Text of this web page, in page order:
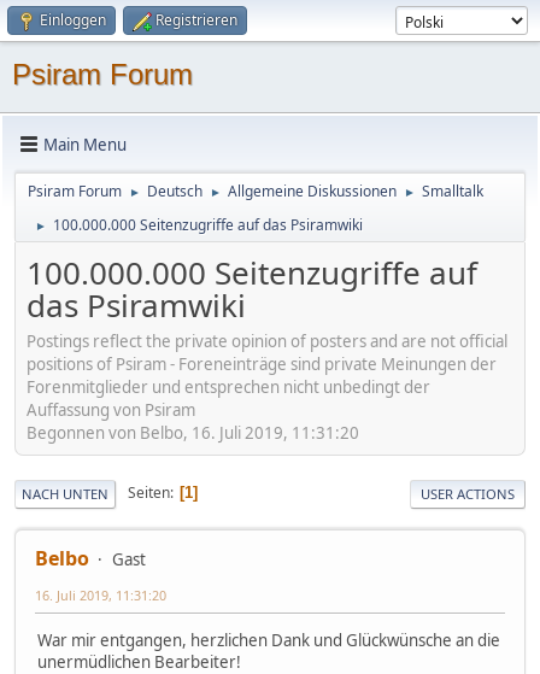
Einloggen Registrieren
Psiram Forum
Main Menu
Psiram Forum ► Deutsch ► Allgemeine Diskussionen ► Smalltalk
► 100.000.000 Seitenzugriffe auf das Psiramwiki
100.000.000 Seitenzugriffe auf
das Psiramwiki
Postings reflect the private opinion of posters and are not official
positions of Psiram - Foreneinträge sind private Meinungen der
Forenmitglieder und entsprechen nicht unbedingt der
Auffassung von Psiram
Begonnen von Belbo, 16. Juli 2019, 11:31:20
NACH UNTEN Seiten 1 USER ACTIONS
Belbo Gast
16. Juli 2019, 11:31:20
War mir entgangen, herzlichen Dank und Glückwünsche an die
unermüdlichen Bearbeiter!